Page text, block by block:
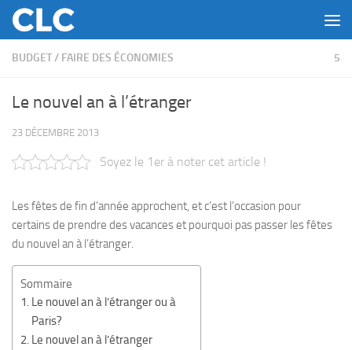
Skip to content
BUDGET/ FAIRE DES ÉCONOMIES 5
Le nouvel an à l’étranger
23 DÉCEMBRE 2013
Soyez le 1er à noter cet article !
Les fêtes de fin d’année approchent, et c’est l’occasion pour
certains de prendre des vacances et pourquoi pas passer les fêtes
du nouvel an à l’étranger.
Sommaire
Le nouvel an à l’étranger ou à
Paris?
Le nouvel an à l’étranger